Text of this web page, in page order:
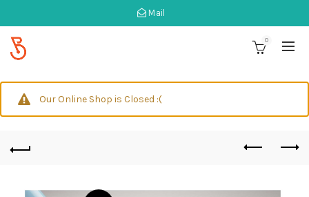
Mail
0
Our Online Shop is Closed :(